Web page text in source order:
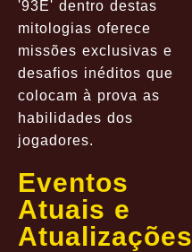
'93E' dentro destas
mitologias oferece
missões exclusivas e
desafios inéditos que
colocam à prova as
habilidades dos
jogadores.
Eventos
Atuais e
Atualizações